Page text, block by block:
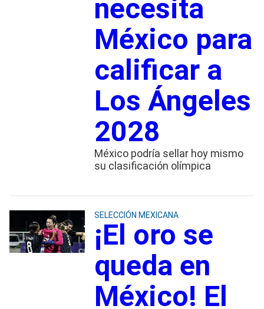
necesita
México para
calificar a
Los Ángeles
2028
México podría sellar hoy mismo
su clasificación olímpica
SELECCIÓN MEXICANA
¡El oro se
queda en
México! El